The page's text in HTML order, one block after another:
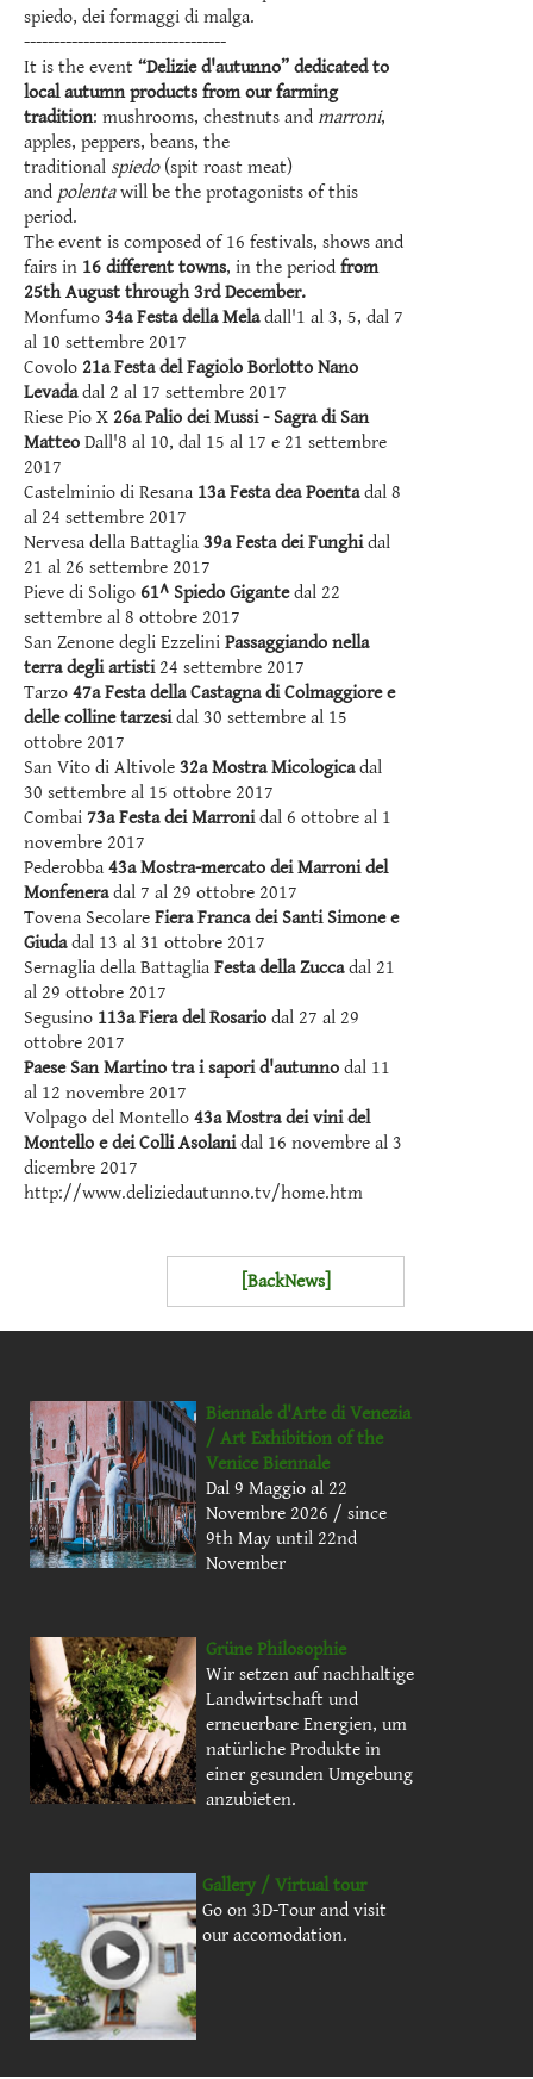
spiedo, dei formaggi di malga.
----------------------------------
It is the event “Delizie d'autunno” dedicated to
local autumn products from our farming
tradition: mushrooms, chestnuts and marroni,
apples, peppers, beans, the
traditional spiedo(spit roast meat)
and polentawill be the protagonists of this
period.
The event is composed of 16 festivals, shows and
fairs in 16 different towns, in the period from
25th August through 3rd December.
Monfumo 34a Festa della Meladall'1 al 3, 5, dal 7
al 10 settembre 2017
Covolo 21a Festa del Fagiolo Borlotto Nano
Levadadal 2 al 17 settembre 2017
Riese Pio X 26a Palio dei Mussi - Sagra di San
Matteo Dall'8 al 10, dal 15 al 17 e 21 settembre
2017
Castelminio di Resana 13a Festa dea Poentadal 8
al 24 settembre 2017
Nervesa della Battaglia 39a Festa dei Funghidal
21 al 26 settembre 2017
Pieve di Soligo 61^ Spiedo Gigantedal 22
settembre al 8 ottobre 2017
San Zenone degli Ezzelini Passaggiando nella
terra degli artisti 24 settembre 2017
Tarzo 47a Festa della Castagna di Colmaggiore e
delle colline tarzesidal 30 settembre al 15
ottobre 2017
San Vito di Altivole 32a Mostra Micologicadal
30 settembre al 15 ottobre 2017
Combai 73a Festa dei Marronidal 6 ottobre al 1
novembre 2017
Pederobba 43a Mostra-mercato dei Marroni del
Monfeneradal 7 al 29 ottobre 2017
Tovena Secolare Fiera Franca dei Santi Simone e
Giudadal 13 al 31 ottobre 2017
Sernaglia della Battaglia Festa della Zuccadal 21
al 29 ottobre 2017
Segusino 113a Fiera del Rosario dal 27 al 29
ottobre 2017
Paese San Martino tra i sapori d'autunno dal 11
al 12 novembre 2017
Volpago del Montello 43a Mostra dei vini del
Montello e dei Colli Asolanidal 16 novembre al 3
dicembre 2017
http://www.deliziedautunno.tv/home.htm
[BackNews]
Biennale d'Arte di Venezia
/ Art Exhibition of the
Venice Biennale
Dal 9 Maggio al 22
Novembre 2026 / since
9th May until 22nd
November
Grüne Philosophie
Wir setzen auf nachhaltige
Landwirtschaft und
erneuerbare Energien, um
natürliche Produkte in
einer gesunden Umgebung
anzubieten.
Gallery / Virtual tour
Go on 3D-Tour and visit
our accomodation.